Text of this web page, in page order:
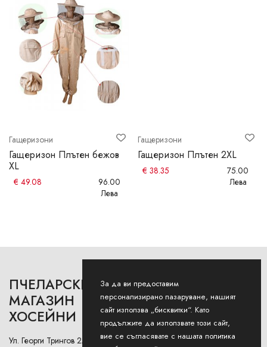
Гащеризони
Гащеризон Плътен бежов
XL
€ 49.08
96.00
Лева
Гащеризони
Гащеризон Плътен 2XL
€ 38.35
75.00
Лева
ПЧЕЛАРСКИ
МАГАЗИН
ХОСЕЙНИ
Ул. Георги Трингов 2А (до
РАБОТНО ВРЕМЕ
Понеделник - Петък: 9AM -
12:30PM и 13:00РМ - 18:00РМ
За да ви предоставим
персонализирано пазаруване, нашият
сайт използва „бисквитки“. Като
продължите да използвате този сайт,
вие се съгласявате с нашата политика